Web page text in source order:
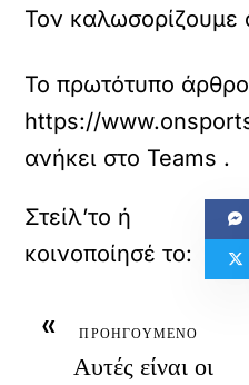
Τον
Το πρωτότυπο άρθρο
https://
ανήκει στο Teams .
« ΠΡΟΗΓΟΥΜΕΝΟ
Αυτές είναι οι